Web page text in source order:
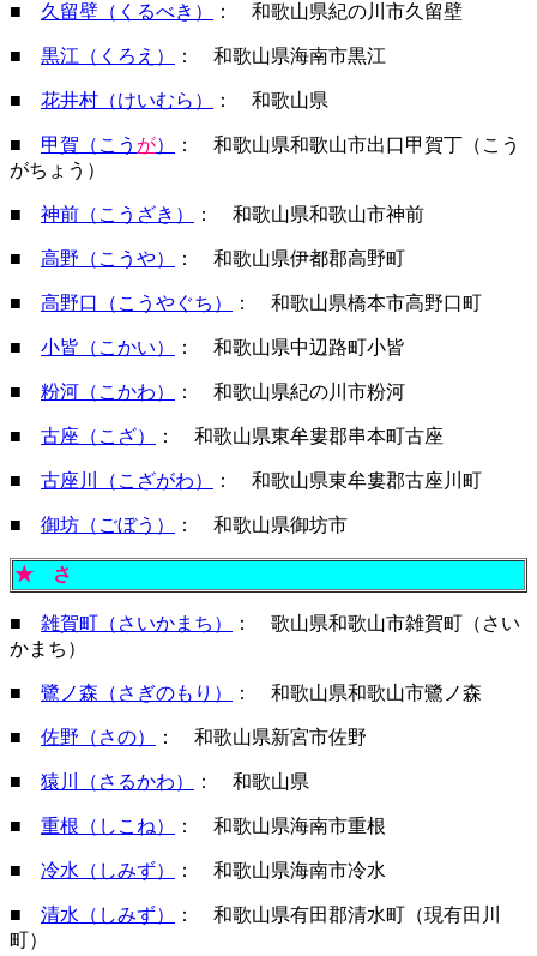
■ 久留壁（くるべき） ： 和歌山県紀の川市久留壁
■ 黒江（くろえ） ： 和歌山県海南市黒江
■ 花井村（けいむら） ： 和歌山県
■ 甲賀（こう が）
： 和歌山県和歌山市出口甲賀丁（こう
がちょう）
■ 神前（こうざき） ： 和歌山県和歌山市神前
■ 高野（こうや） ： 和歌山県伊都郡高野町
■ 高野口（こうやぐち） ： 和歌山県橋本市高野口町
■ 小皆（こかい） ： 和歌山県中辺路町小皆
■ 粉河（こかわ） ： 和歌山県紀の川市粉河
■ 古座（こざ） ： 和歌山県東牟婁郡串本町古座
■ 古座川（こざがわ） ： 和歌山県東牟婁郡古座川町
■ 御坊（ごぼう） ： 和歌山県御坊市
★ さ
■ 雑賀町（さいかまち）
： 歌山県和歌山市雑賀町（さい
かまち）
■ 鷺ノ森（さぎのもり） ： 和歌山県和歌山市鷺ノ森
■ 佐野（さの） ： 和歌山県新宮市佐野
■ 猿川（さるかわ） ： 和歌山県
■ 重根（しこね） ： 和歌山県海南市重根
■ 冷水（しみず） ： 和歌山県海南市冷水
■ 清水（しみず）
： 和歌山県有田郡清水町（現有田川
町）